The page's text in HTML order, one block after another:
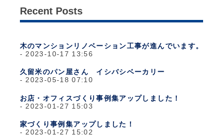
Recent Posts
木のマンションリノベーション工事が進んでいます。
2023-10-17 13:56
久留米のパン屋さん イシバシベーカリー
2023-05-18 07:10
お店・オフィスづくり事例集アップしました！
2023-01-27 15:03
家づくり事例集アップしました！
2023-01-27 15:02